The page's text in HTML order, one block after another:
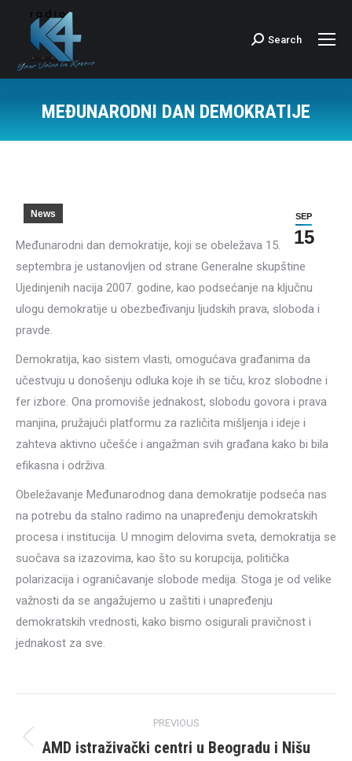
Search:
Search
MEĐUNARODNI DAN DEMOKRATIJE
SEP
15
News
Međunarodni dan demokratije, koji se obeležava 15.
septembra je ustanovljen od strane Generalne skupštine
Ujedinjenih nacija 2007. godine, kao podsećanje na ključnu
ulogu demokratije u obezbeđivanju ljudskih prava, sloboda i
pravde.
Demokratija, kao sistem vlasti, omogućava građanima da
učestvuju u donošenju odluka koje ih se tiču, kroz slobodne i
fer izbore. Ona promoviše jednakost, slobodu govora i prava
manjina, pružajući platformu za različita mišljenja i ideje i
zahteva aktivno učešće i angažman svih građana kako bi bila
efikasna i održiva.
Obeležavanje Međunarodnog dana demokratije podseća nas
na potrebu da stalno radimo na unapređenju demokratskih
procesa i institucija. U mnogim delovima sveta, demokratija se
suočava sa izazovima, kao što su korupcija, politička
polarizacija i ograničavanje slobode medija. Stoga je od velike
važnosti da se angažujemo u zaštiti i unapređenju
demokratskih vrednosti, kako bismo osigurali pravičnost i
jednakost za sve.
navigation
PREVIOUS
Previous
AMD istraživački centri u Beogradu i Nišu